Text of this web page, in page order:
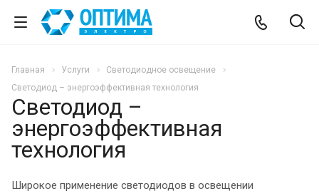
Главная Услуги
Светодиодное освещение
Светодиод – энергоэффективная технология
Светодиод –
энергоэффективная
технология
Широкое применение светодиодов в освещении